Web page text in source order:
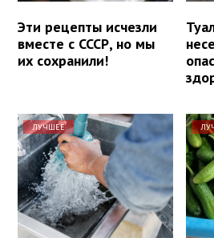
Эти рецепты исчезли
вместе с СССР, но мы
их сохранили!
ЛУЧШЕЕ